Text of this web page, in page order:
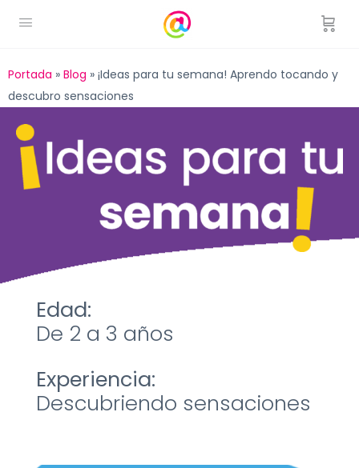
Portada » Blog » ¡Ideas para tu semana! Aprendo tocando y
descubro sensaciones
Edad:
De 2 a 3 años
Experiencia:
Descubriendo sensaciones